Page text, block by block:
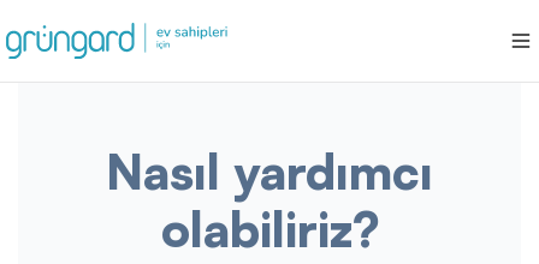
Nasıl yardımcı
olabiliriz?